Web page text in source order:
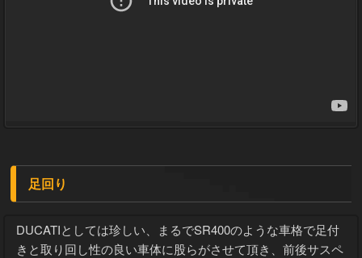
足回り
DUCATIとしては珍しい、まるでSR400のような車格で足付
きと取り回し性の良い車体に股らがさせて頂き、前後サスペ